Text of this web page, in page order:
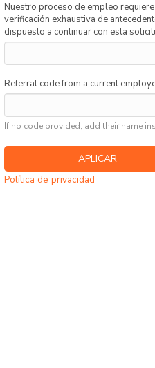
Nuestro proceso de empleo requiere
verificación exhaustiva de
dispuesto a continuar con esta
Referral code from a current
If no code provided, add their name
Política de privacidad